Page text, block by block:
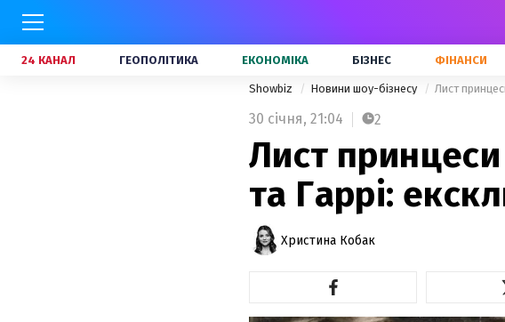
24 КАНАЛ ГЕОПОЛІТИКА ЕКОНОМІКА БІЗНЕС ФІНАНСИ
Showbiz Новини шоу-бізнесу Лист
30 січня, 21:04 2
Лист
та Гаррі:
Христина Кобак